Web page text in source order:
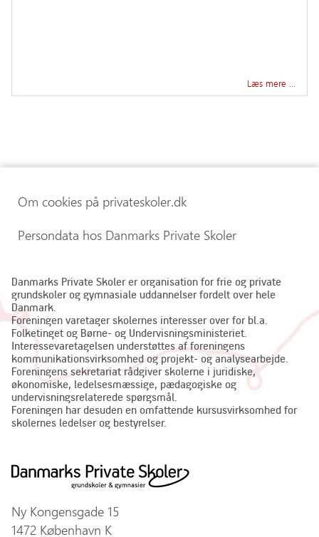
Læs mere …
Om cookies på privateskoler.dk
Persondata hos Danmarks Private Skoler
Danmarks Private Skoler er organisation for frie og private
grundskoler og gymnasiale uddannelser fordelt over hele
Danmark.
Foreningen varetager skolernes interesser over for bl.a.
Folketinget og Børne- og Undervisningsministeriet.
Interessevaretagelsen understøttes af foreningens
kommunikationsvirksomhed og projekt- og analysearbejde.
Foreningens sekretariat rådgiver skolerne i juridiske,
økonomiske, ledelsesmæssige, pædagogiske og
undervisningsrelaterede spørgsmål.
Foreningen har desuden en omfattende kursusvirksomhed for
skolernes ledelser og bestyrelser.
Ny Kongensgade 15
1472 København K